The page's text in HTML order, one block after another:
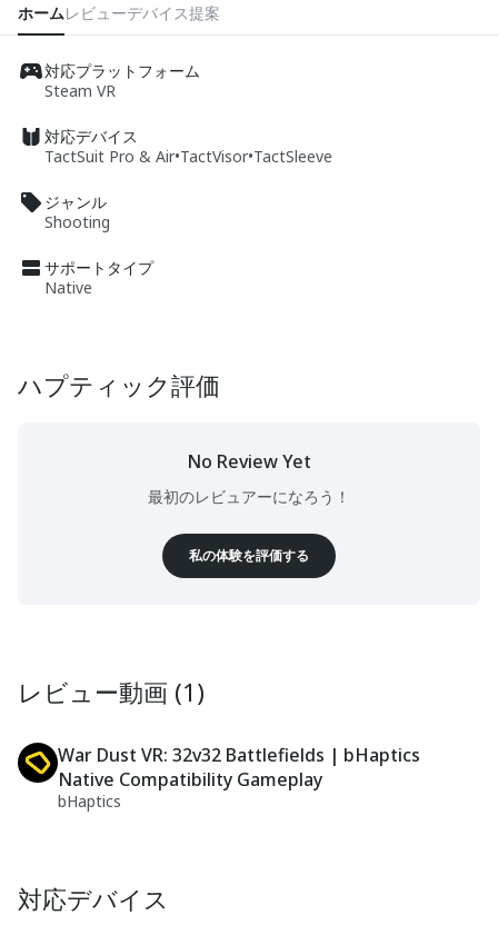
ホームレビューデバイス提案
対応プラットフォーム
Steam VR
対応デバイス
TactSuit Pro & Air•TactVisor•TactSleeve
ジャンル
Shooting
サポートタイプ
Native
ハプティック評価
No Review Yet
最初のレビュアーになろう！
私の体験を評価する
レビュー動画 (1)
War Dust VR: 32v32 Battlefields | bHaptics
Native Compatibility Gameplay
bHaptics
対応デバイス